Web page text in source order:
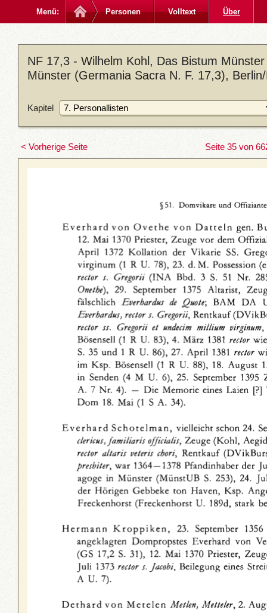
Menü: Personen Volltext Über
NF 17,3 - Wilhelm Kohl, Das Bistum
Münster (Germania Sacra N. F. 17,3),
Kapitel
< Vorherige Seite Seite 35 von